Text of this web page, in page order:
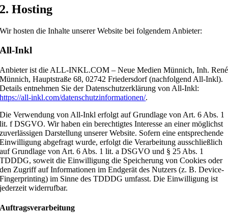
2. Hosting
Wir hosten die Inhalte unserer Website bei folgendem Anbieter:
All-Inkl
Anbieter ist die ALL-INKL.COM – Neue Medien Münnich, Inh. René
Münnich, Hauptstraße 68, 02742 Friedersdorf (nachfolgend All-Inkl).
Details entnehmen Sie der Datenschutzerklärung von All-Inkl:
https://all-inkl.com/datenschutzinformationen/.
Die Verwendung von All-Inkl erfolgt auf Grundlage von Art. 6 Abs. 1
lit. f DSGVO. Wir haben ein berechtigtes Interesse an einer möglichst
zuverlässigen Darstellung unserer Website. Sofern eine entsprechende
Einwilligung abgefragt wurde, erfolgt die Verarbeitung ausschließlich
auf Grundlage von Art. 6 Abs. 1 lit. a DSGVO und § 25 Abs. 1
TDDDG, soweit die Einwilligung die Speicherung von Cookies oder
den Zugriff auf Informationen im Endgerät des Nutzers (z. B. Device-
Fingerprinting) im Sinne des TDDDG umfasst. Die Einwilligung ist
jederzeit widerrufbar.
Auftragsverarbeitung